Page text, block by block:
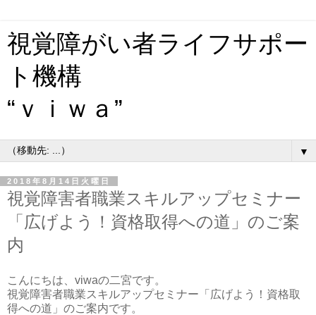
視覚障がい者ライフサポー
ト機構
“ｖｉｗａ”
▼
2018年8月14日火曜日
視覚障害者職業スキルアップセミナー
「広げよう！資格取得への道」のご案
内
こんにちは、viwaの二宮です。
視覚障害者職業スキルアップセミナー「広げよう！資格取
得への道」のご案内です。